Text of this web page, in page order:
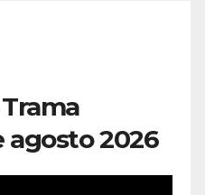
agosto 2026